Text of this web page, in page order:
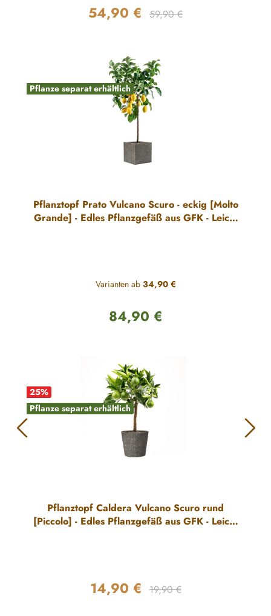
Verkaufspreis:
54,90 € Regulärer Preis:
59,90 €
Pflanze separat erhältlich
Pflanztopf Prato Vulcano Scuro - eckig [Molto
Grande] - Edles Pflanzgefäß aus GFK - Leicht
Varianten ab34,90 €
Regulärer Preis:
84,90 €
25%
Pflanze separat erhältlich
Pflanztopf Caldera Vulcano Scuro rund
[Piccolo] - Edles Pflanzgefäß aus GFK - Leicht
Verkaufspreis:
14,90 € Regulärer Preis:
19,90 €